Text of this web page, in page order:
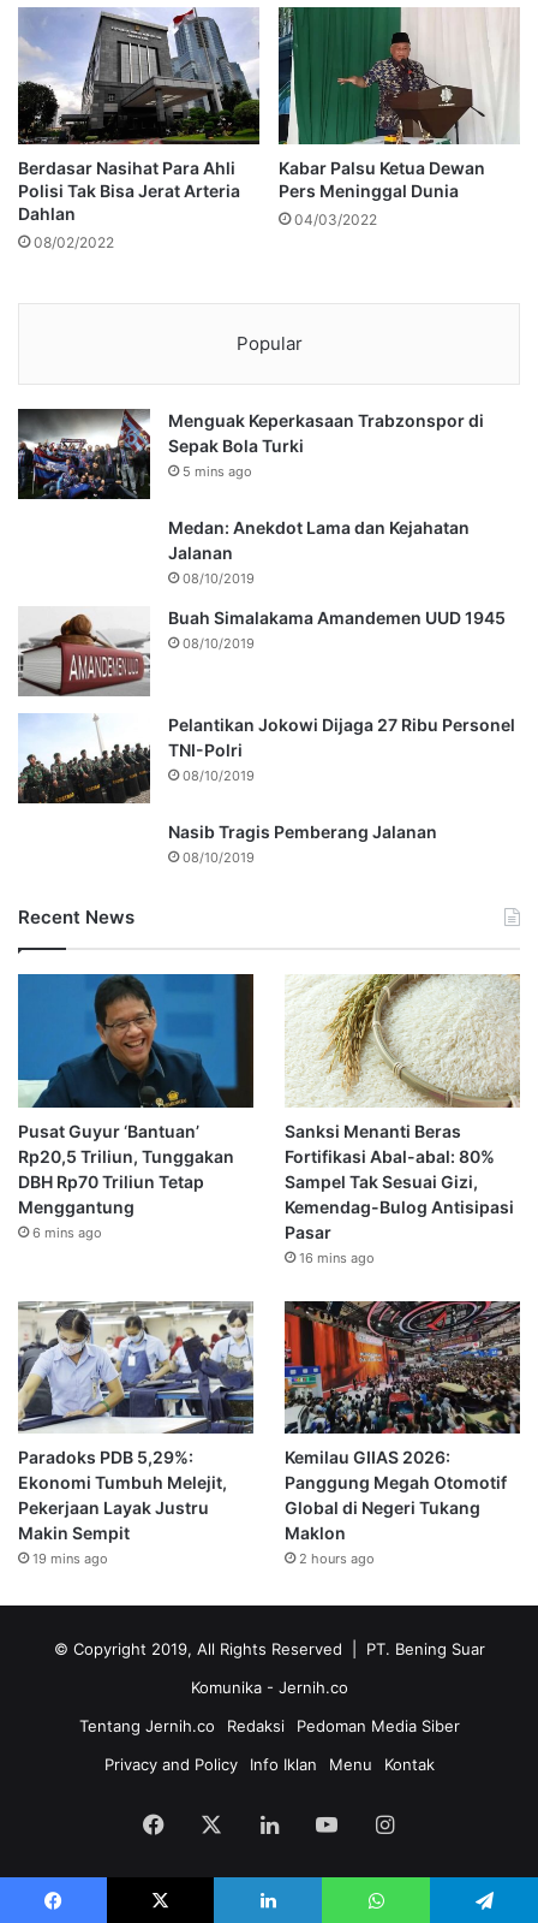
Berdasar Nasihat Para Ahli
Polisi Tak Bisa Jerat Arteria
Dahlan
08/02/2022
Kabar Palsu Ketua Dewan
Pers Meninggal Dunia
04/03/2022
Popular
Menguak Keperkasaan Trabzonspor di
Sepak Bola Turki
5 mins ago
Medan: Anekdot Lama dan Kejahatan
Jalanan
08/10/2019
Buah Simalakama Amandemen UUD 1945
08/10/2019
Pelantikan Jokowi Dijaga 27 Ribu Personel
TNI-Polri
08/10/2019
Nasib Tragis Pemberang Jalanan
08/10/2019
Recent News
Pusat Guyur ‘Bantuan’
Rp20,5 Triliun, Tunggakan
DBH Rp70 Triliun Tetap
Menggantung
6 mins ago
Sanksi Menanti Beras
Fortifikasi Abal-abal: 80%
Sampel Tak Sesuai Gizi,
Kemendag-Bulog Antisipasi
Pasar
16 mins ago
Paradoks PDB 5,29%:
Ekonomi Tumbuh Melejit,
Pekerjaan Layak Justru
Makin Sempit
19 mins ago
Kemilau GIIAS 2026:
Panggung Megah Otomotif
Global di Negeri Tukang
Maklon
2 hours ago
© Copyright 2019, All Rights Reserved | PT. Bening Suar
Komunika - Jernih.co
Tentang Jernih.co
Redaksi
Pedoman Media Siber
Privacy and Policy
Info Iklan Menu Kontak
Facebook LinkedInYouTubeInstagram